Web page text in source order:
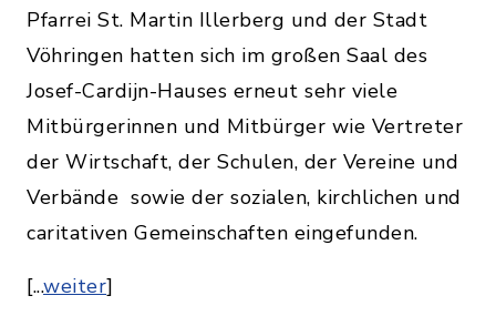
Pfarrei St. Martin Illerberg und der Stadt
Vöhringen hatten sich im großen Saal des
Josef-Cardijn-Hauses erneut sehr viele
Mitbürgerinnen und Mitbürger wie Vertreter
der Wirtschaft, der Schulen, der Vereine und
Verbände sowie der sozialen, kirchlichen und
caritativen Gemeinschaften eingefunden.
[...weiter]